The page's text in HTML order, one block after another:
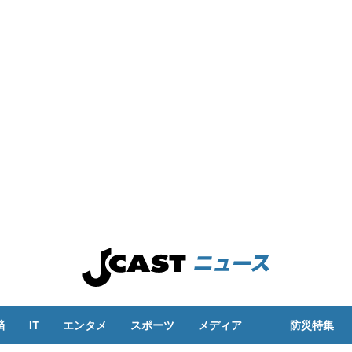
IT エンタメ スポーツ メディア 防災特集